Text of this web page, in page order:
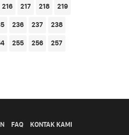
216 217 218 219
236 237 238
255 256 257
FAQ KONTAK KAMI